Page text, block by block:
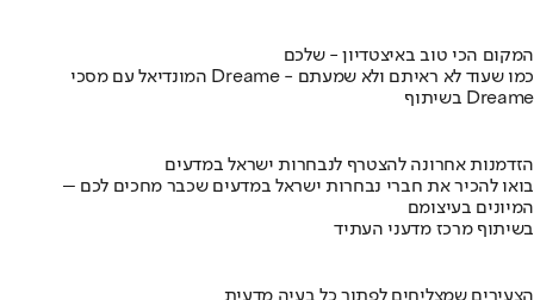
המקום הכי טוב באיצטדיון - שלכם
המונדיאל עם מסכי Dreame - כמו שעוד לא ראיתם ולא שמעתם
בשיתוף Dreame
הזדמנות אחרונה להצטרף לנבחרות ישראל במדעים
בואו להכיר את חברי נבחרות ישראל במדעים שכבר מחכים לכם –
המיונים בעיצומם
בשיתוף מרכז מדעני העתיד